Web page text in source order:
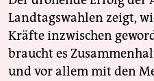
Landtagswahlen zeigt,
Kräfte inzwischen
braucht es
und vor allem mit den